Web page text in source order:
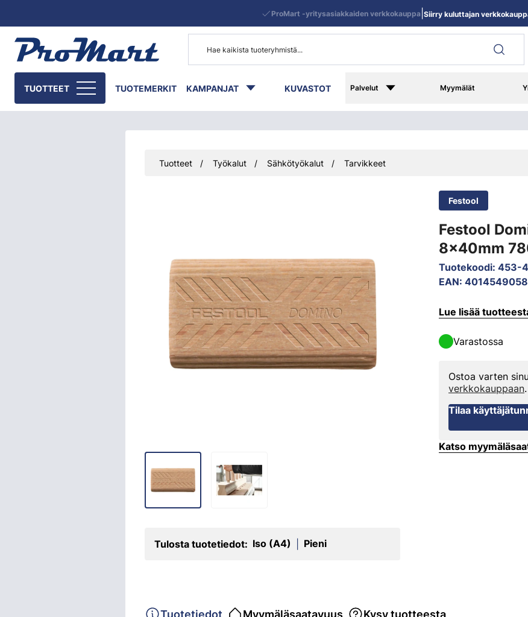
TUOTTEET TUOTEMERKIT KAMPANJAT KUVASTOT Palvelut Myymälät
ProMart -yritysasiakkaiden verkkokauppa| Siirry kuluttajan
Tuotteet Työkalut Sähkötyökalut Tarvikkeet
Festool
Festool
8x40mm
Tuotekoodi: 453-
EAN:
Tulosta tuotetiedot: Iso (A4) Pieni
Lue lisää
Varastossa
Ostoa varten
verkkokauppaan.
Tilaa
Katso
Tuotetiedot Myymäläsaatavuus Kysy tuotteesta